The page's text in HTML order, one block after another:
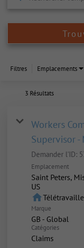
Filtres Emplacements
3 Résultats
Workers
Supervisor -
Demander l'ID:
Emplacement
Saint Peters,
home
Marque
GB - Global
Catégories
Claims